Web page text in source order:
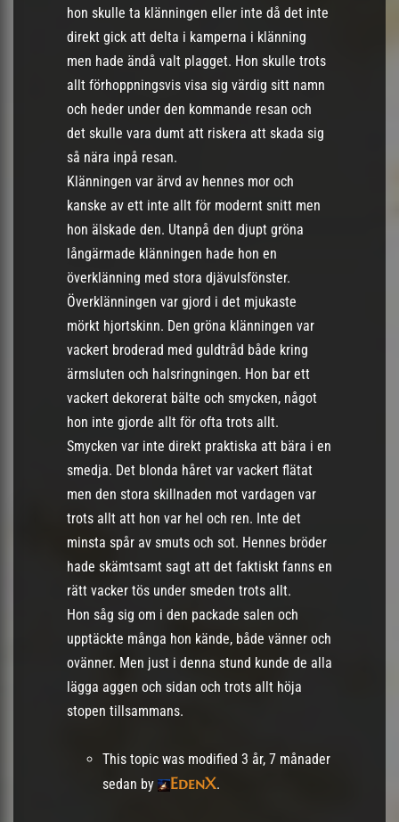
hon skulle ta klänningen eller inte då det inte
direkt gick att delta i kamperna i klänning
men hade ändå valt plagget. Hon skulle trots
allt förhoppningsvis visa sig värdig sitt namn
och heder under den kommande resan och
det skulle vara dumt att riskera att skada sig
så nära inpå resan.
Klänningen var ärvd av hennes mor och
kanske av ett inte allt för modernt snitt men
hon älskade den. Utanpå den djupt gröna
långärmade klänningen hade hon en
överklänning med stora djävulsfönster.
Överklänningen var gjord i det mjukaste
mörkt hjortskinn. Den gröna klänningen var
vackert broderad med guldtråd både kring
ärmsluten och halsringningen. Hon bar ett
vackert dekorerat bälte och smycken, något
hon inte gjorde allt för ofta trots allt.
Smycken var inte direkt praktiska att bära i en
smedja. Det blonda håret var vackert flätat
men den stora skillnaden mot vardagen var
trots allt att hon var hel och ren. Inte det
minsta spår av smuts och sot. Hennes bröder
hade skämtsamt sagt att det faktiskt fanns en
rätt vacker tös under smeden trots allt.
Hon såg sig om i den packade salen och
upptäckte många hon kände, både vänner och
ovänner. Men just i denna stund kunde de alla
lägga aggen och sidan och trots allt höja
stopen tillsammans.
This topic was modified 3 år, 7 månader
sedan by
EdenX.